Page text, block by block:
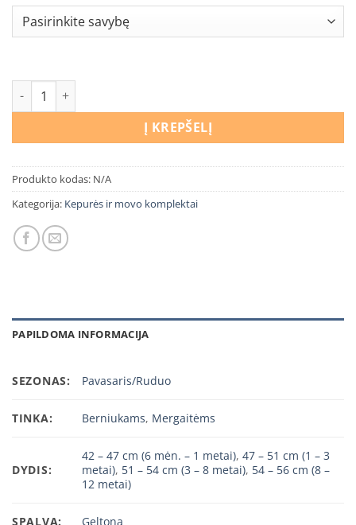
produkto kiekis: Kepurės ir movo komplektas Geltona
Į KREPŠELĮ
Produkto kodas: N/A
Kategorija: Kepurės ir movo komplektai
PAPILDOMA INFORMACIJA
SEZONAS: Pavasaris/Ruduo
TINKA: Berniukams, Mergaitėms
DYDIS:
42 – 47 cm (6 mėn. – 1 metai),47 – 51 cm (1 – 3
metai), 51 – 54 cm (3 – 8 metai), 54 – 56 cm (8 –
12 metai)
SPALVA: Geltona